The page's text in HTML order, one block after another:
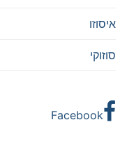
איסוזו
סוזוקי
Facebook